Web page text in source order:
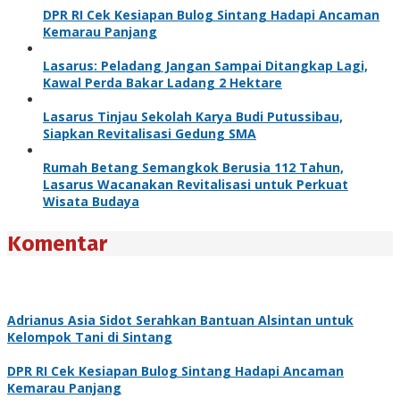
DPR RI Cek Kesiapan Bulog Sintang Hadapi Ancaman
Kemarau Panjang
Lasarus: Peladang Jangan Sampai Ditangkap Lagi,
Kawal Perda Bakar Ladang 2 Hektare
Lasarus Tinjau Sekolah Karya Budi Putussibau,
Siapkan Revitalisasi Gedung SMA
Rumah Betang Semangkok Berusia 112 Tahun,
Lasarus Wacanakan Revitalisasi untuk Perkuat
Wisata Budaya
Komentar
Adrianus Asia Sidot Serahkan Bantuan Alsintan untuk
Kelompok Tani di Sintang
DPR RI Cek Kesiapan Bulog Sintang Hadapi Ancaman
Kemarau Panjang